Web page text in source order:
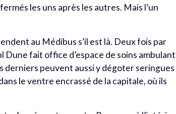
les uns après les autres. Mais l’un
au Médibus s’il est là. Deux fois par
Dune fait office d’espace de soins ambulant
derniers peuvent aussi y dégoter
le ventre encrassé de la capitale, où ils